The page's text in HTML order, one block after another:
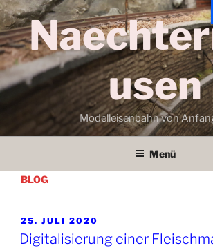
Zum
Inhalt
springen
usen
Modelleisenbahn von
Menü
BLOG
VERÖFFENTLICHT
AM
25. JULI 2020
Digitalisierung einer